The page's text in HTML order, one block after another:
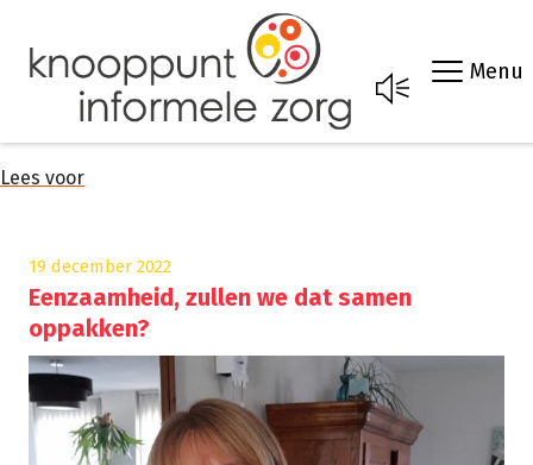
Menu
Lees voor
19 december 2022
Eenzaamheid, zullen we dat samen
oppakken?